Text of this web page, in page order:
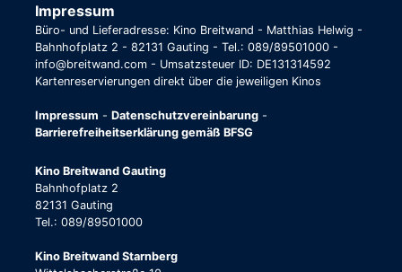
Impressum
Büro- und Lieferadresse: Kino Breitwand - Matthias Helwig -
Bahnhofplatz 2 - 82131 Gauting - Tel.: 089/89501000 -
info@breitwand.com - Umsatzsteuer ID: DE131314592
Kartenreservierungen direkt über die jeweiligen Kinos
Impressum - Datenschutzvereinbarung -
Barrierefreiheitserklärung gemäß BFSG
Kino Breitwand Gauting
Bahnhofplatz 2
82131 Gauting
Tel.: 089/89501000
Kino Breitwand Starnberg